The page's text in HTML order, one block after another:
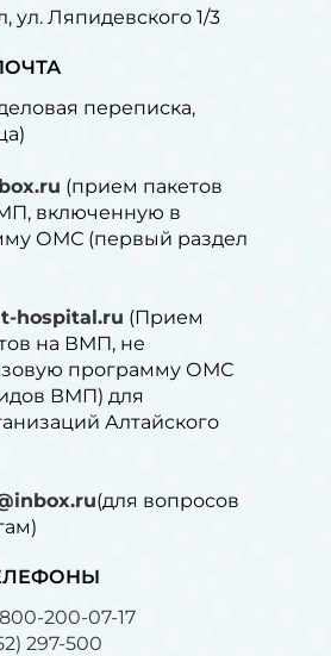
ул. Ляпидевского 1/3
переписка,
(прием пакетов
включенную в
ОМС (первый раздел
hospital.ru (Прием
на ВМП, не
программу ОМС
ВМП) для
Алтайского
(для вопросов
200-07-17
297-500